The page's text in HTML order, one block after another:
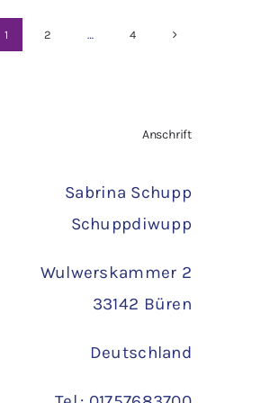
1 2 … 4
Anschrift
Sabrina Schupp
Schuppdiwupp
Wulwerskammer 2
33142 Büren
Deutschland